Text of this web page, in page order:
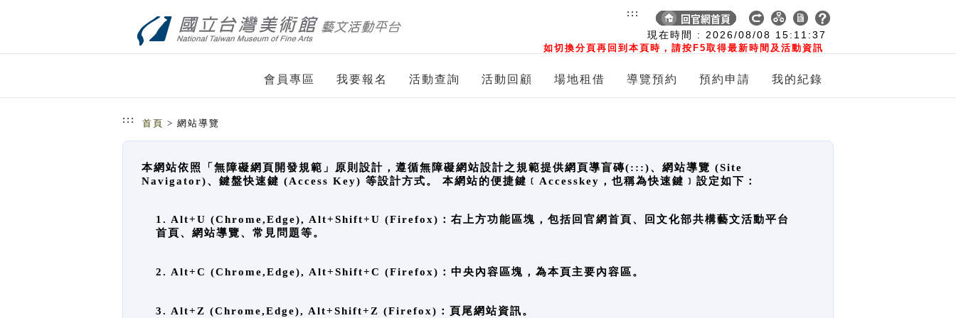
現在時間 : 2026/08/08 15:11:38
如切換分頁再回到本頁時，請按F5取得最新時間及活動資訊
:::
會員專區 我要報名 活動查詢 活動回顧 場地租借 導覽預約 預約申請 我的紀錄
::: 首頁 > 網站導覽
本網站依照「無障礙網頁開發規範」原則設計，遵循無障礙網站設計之規範提供網頁導盲磚(:::)、網站導覽 (Site
Navigator)、鍵盤快速鍵 (Access Key) 等設計方式。 本網站的便捷鍵﹝Accesskey，也稱為快速鍵﹞設定如下：
1. Alt+U (Chrome,Edge), Alt+Shift+U (Firefox)：右上方功能區塊，包括回官網首頁、回文化部共構藝文活動平台
首頁、網站導覽、常見問題等。
2. Alt+C (Chrome,Edge), Alt+Shift+C (Firefox)：中央內容區塊，為本頁主要內容區。
3. Alt+Z (Chrome,Edge), Alt+Shift+Z (Firefox)：頁尾網站資訊。